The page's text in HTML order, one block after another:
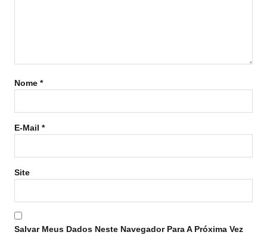
Nome *
E-Mail *
Site
Salvar Meus Dados Neste Navegador Para A Próxima Vez